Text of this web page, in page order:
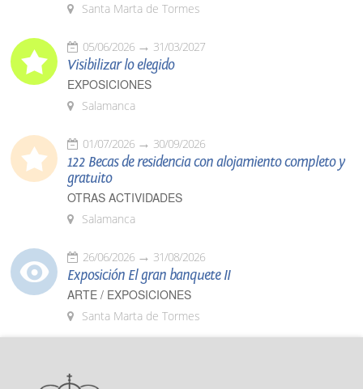
Santa Marta de Tormes
05/06/2026 31/03/2027
Visibilizar lo elegido
EXPOSICIONES
Salamanca
01/07/2026 30/09/2026
122 Becas de residencia con alojamiento completo y
gratuito
OTRAS ACTIVIDADES
Salamanca
26/06/2026 31/08/2026
Exposición El gran banquete II
ARTE / EXPOSICIONES
Santa Marta de Tormes